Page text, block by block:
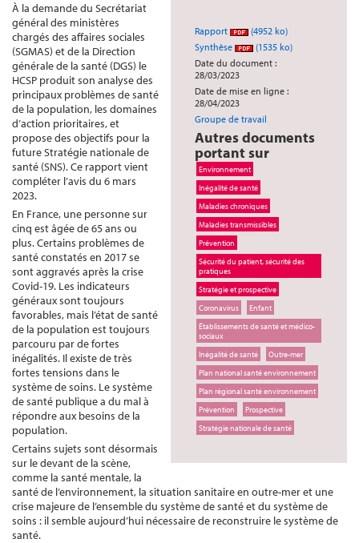
Rapport
(4952 ko)
Synthèse
(1535 ko)
Date du document :
28/03/2023
Date de mise en ligne :
28/04/2023
Groupe de travail
Autres documents
portant sur
Environnement
Inégalité de santé
Maladies chroniques
Maladies transmissibles
Prévention
Sécurité du patient, sécurité des
pratiques
Stratégie et prospective
Coronavirus
Enfant
Établissements de santé et médico-
sociaux
Inégalité de santé
Outre-mer
Plan national santé environnement
Plan régional santé environnement
Prévention
Prospective
Stratégie nationale de santé
À la demande du Secrétariat
général des ministères
chargés des affaires sociales
(SGMAS) et de la Direction
générale de la santé (DGS) le
HCSP produit son analyse des
principaux problèmes de santé
de la population, les domaines
d’action prioritaires, et
propose des objectifs pour la
future Stratégie nationale de
santé (SNS). Ce rapport vient
compléter l’avis du 6 mars
2023.
En France, une personne sur
cinq est âgée de 65 ans ou
plus. Certains problèmes de
santé constatés en 2017 se
sont aggravés après la crise
Covid-19. Les indicateurs
généraux sont toujours
favorables, mais l’état de santé
de la population est toujours
parcouru par de fortes
inégalités. Il existe de très
fortes tensions dans le
système de soins. Le système
de santé publique a du mal à
répondre aux besoins de la
population.
Certains sujets sont désormais
sur le devant de la scène,
comme la santé mentale, la
santé de l’environnement, la situation sanitaire en outre-mer et une
crise majeure de l’ensemble du système de santé et du système de
soins : il semble aujourd’hui nécessaire de reconstruire le système de
santé.